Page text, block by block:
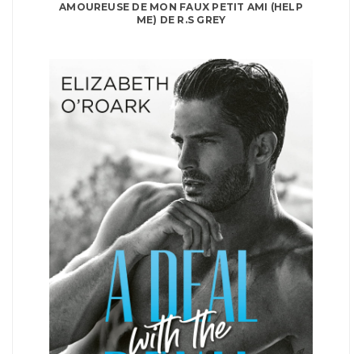
AMOUREUSE DE MON FAUX PETIT AMI (HELP
ME) DE R.S GREY